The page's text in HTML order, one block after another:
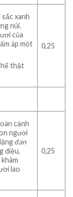
xanh
núi.
của
áp một
thật
0,25
cảnh
người
đan
điệu,
lao
0,25